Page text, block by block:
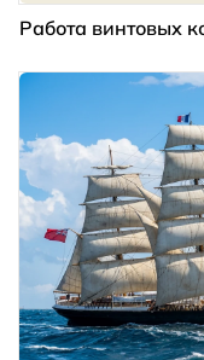
Работа винтовых